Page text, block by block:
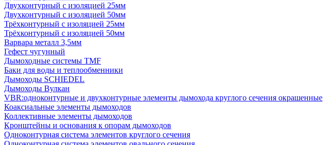
Двухконтурный с изоляцией 25мм
Двухконтурный с изоляцией 50мм
Трёхконтурный с изоляцией 25мм
Трёхконтурный с изоляцией 50мм
Варвара металл 3,5мм
Гефест чугунный
Дымоходные системы TMF
Баки для воды и теплообменники
Дымоходы SCHIEDEL
Дымоходы Вулкан
VBR:одноконтурные и двухконтурные элементы дымохода круглого сечения окрашенные
Коаксиальные элементы дымоходов
Коллективные элементы дымоходов
Кронштейны и основания к опорам дымоходов
Одноконтурная система элементов круглого сечения